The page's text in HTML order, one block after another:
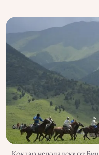
Кокпар неподалеку от